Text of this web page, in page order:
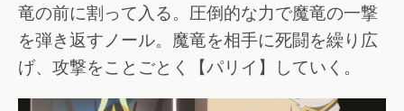
竜の前に割って入る。圧倒的な力で魔竜の一撃
を弾き返すノール。魔竜を相手に死闘を繰り広
げ、攻撃をことごとく【パリイ】していく。